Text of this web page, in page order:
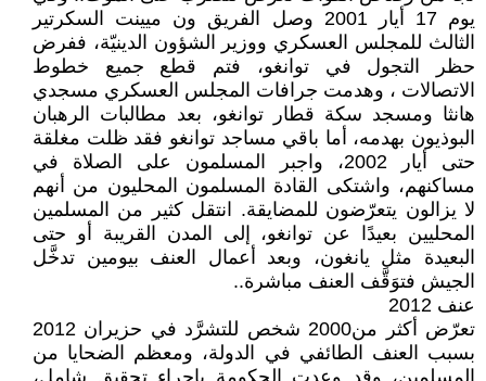
يوم 17 أيار 2001 وصل الفريق ون ميينت السكرتير
الثالث للمجلس العسكري ووزير الشؤون الدينيّة، ففرض
حظر التجول في توانغو، فتم قطع جميع خطوط
الاتصالات ، وهدمت جرافات المجلس العسكري مسجدي
هانثا ومسجد سكة قطار توانغو، بعد مطالبات الرهبان
البوذيون بهدمه، أما باقي مساجد توانغو فقد ظلت مغلقة
حتى أيار 2002، واجبر المسلمون على الصلاة في
مساكنهم، واشتكى القادة المسلمون المحليون من أنهم
لا يزالون يتعرّضون للمضايقة. انتقل كثير من المسلمين
المحليين بعيدًا عن توانغو، إلى المدن القريبة أو حتى
البعيدة مثل يانغون، وبعد أعمال العنف بيومين تدخَّل
الجيش فتوَقَّف العنف مباشرة..
عنف 2012
تعرّض أكثر من2000 شخص للتشرَّد في حزيران 2012
بسبب العنف الطائفي في الدولة، ومعظم الضحايا من